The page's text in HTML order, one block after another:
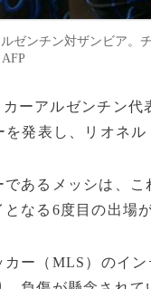
ゼンチン対ザンビア。
カーアルゼンチン
発表し、リオネ
あるメッシは、
なる6度目の出場
ー（MLS）のイ